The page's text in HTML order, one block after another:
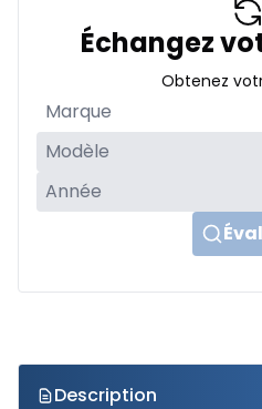
Échangez
Obtenez
Description